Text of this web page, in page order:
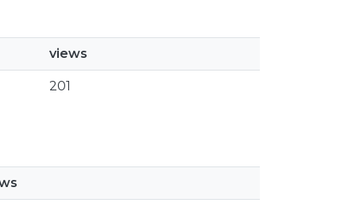
views
201